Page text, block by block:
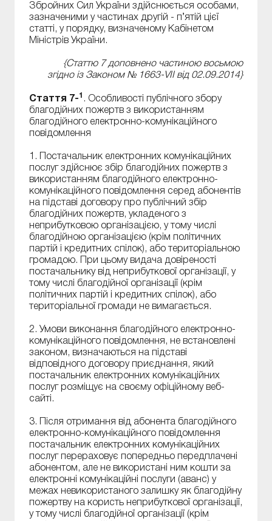
Збройних Сил України здійснюється особами,
зазначеними у частинах другій - п’ятій цієї
статті, у порядку, визначеному Кабінетом
Міністрів України.
{Статтю 7 доповнено частиною восьмою
згідно із Законом № 1663-VII від 02.09.2014}
Стаття 7-1 . Особливості публічного збору
благодійних пожертв з використанням
благодійного електронно-комунікаційного
повідомлення
1. Постачальник електронних комунікаційних
послуг здійснює збір благодійних пожертв з
використанням благодійного електронно-
комунікаційного повідомлення серед абонентів
на підставі договору про публічний збір
благодійних пожертв, укладеного з
неприбутковою організацією, у тому числі
благодійною організацією (крім політичних
партій і кредитних спілок), або територіальною
громадою. При цьому видача довіреності
постачальнику від неприбуткової організації, у
тому числі благодійної організації (крім
політичних партій і кредитних спілок), або
територіальної громади не вимагається.
2. Умови виконання благодійного електронно-
комунікаційного повідомлення, не встановлені
законом, визначаються на підставі
відповідного договору приєднання, який
постачальник електронних комунікаційних
послуг розміщує на своєму офіційному веб-
сайті.
3. Після отримання від абонента благодійного
електронно-комунікаційного повідомлення
постачальник електронних комунікаційних
послуг перераховує попередньо передплачені
абонентом, але не використані ним кошти за
електронні комунікаційні послуги (аванс) у
межах невикористаного залишку як благодійну
пожертву на користь неприбуткової організації,
у тому числі благодійної організації (крім